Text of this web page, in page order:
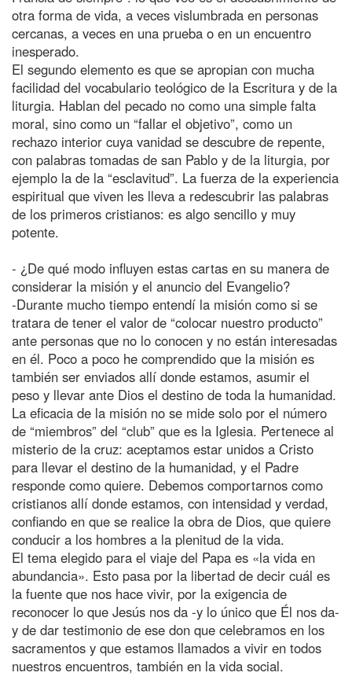
otra forma de vida, a veces vislumbrada en personas
cercanas, a veces en una prueba o en un encuentro
inesperado.
El segundo elemento es que se apropian con mucha
facilidad del vocabulario teológico de la Escritura y de la
liturgia. Hablan del pecado no como una simple falta
moral, sino como un “fallar el objetivo”, como un
rechazo interior cuya vanidad se descubre de repente,
con palabras tomadas de san Pablo y de la liturgia, por
ejemplo la de la “esclavitud”. La fuerza de la experiencia
espiritual que viven les lleva a redescubrir las palabras
de los primeros cristianos: es algo sencillo y muy
potente.
- ¿De qué modo influyen estas cartas en su manera de
considerar la misión y el anuncio del Evangelio?
-Durante mucho tiempo entendí la misión como si se
tratara de tener el valor de “colocar nuestro producto”
ante personas que no lo conocen y no están interesadas
en él. Poco a poco he comprendido que la misión es
también ser enviados allí donde estamos, asumir el
peso y llevar ante Dios el destino de toda la humanidad.
La eficacia de la misión no se mide solo por el número
de “miembros” del “club” que es la Iglesia. Pertenece al
misterio de la cruz: aceptamos estar unidos a Cristo
para llevar el destino de la humanidad, y el Padre
responde como quiere. Debemos comportarnos como
cristianos allí donde estamos, con intensidad y verdad,
confiando en que se realice la obra de Dios, que quiere
conducir a los hombres a la plenitud de la vida.
El tema elegido para el viaje del Papa es «la vida en
abundancia». Esto pasa por la libertad de decir cuál es
la fuente que nos hace vivir, por la exigencia de
reconocer lo que Jesús nos da -y lo único que Él nos da-
y de dar testimonio de ese don que celebramos en los
sacramentos y que estamos llamados a vivir en todos
nuestros encuentros, también en la vida social.